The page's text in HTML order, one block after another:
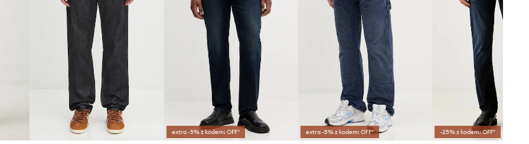
extra -5% z kodem: OFF* extra -5% z kodem: OFF* -25% z kodem: OFF*